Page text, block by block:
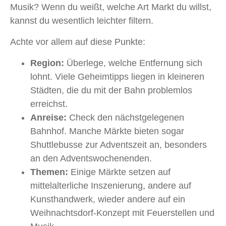
Musik? Wenn du weißt, welche Art Markt du willst,
kannst du wesentlich leichter filtern.
Achte vor allem auf diese Punkte:
Region: Überlege, welche Entfernung sich
lohnt. Viele Geheimtipps liegen in kleineren
Städten, die du mit der Bahn problemlos
erreichst.
Anreise: Check den nächstgelegenen
Bahnhof. Manche Märkte bieten sogar
Shuttlebusse zur Adventszeit an, besonders
an den Adventswochenenden.
Themen: Einige Märkte setzen auf
mittelalterliche Inszenierung, andere auf
Kunsthandwerk, wieder andere auf ein
Weihnachtsdorf-Konzept mit Feuerstellen und